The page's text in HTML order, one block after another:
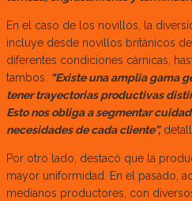
En el caso de los novillos, la
incluye desde novillos británicos
diferentes condiciones cárnicas,
tambos. “Existe una amplia gama
tener trayectorias productivas
Esto nos obliga a segmentar
necesidades de cada cliente”,
Por otro lado, destacó que la
mayor uniformidad. En el pasado,
medianos productores, con